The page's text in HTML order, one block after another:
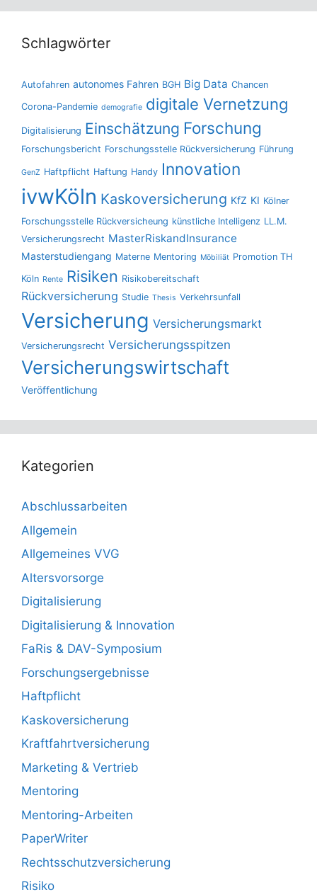
Schlagwörter
Autofahren autonomes Fahren BGH Big Data Chancen
Corona-Pandemie demografie digitale Vernetzung
Digitalisierung Einschätzung Forschung
Forschungsbericht Forschungsstelle Rückversicherung Führung
GenZ Haftpflicht Haftung Handy Innovation
ivwKöln Kaskoversicherung KfZ KI Kölner
Forschungsstelle Rückversicheung künstliche Intelligenz LL.M.
Versicherungsrecht MasterRiskandInsurance
Masterstudiengang Materne Mentoring Möbiliät Promotion TH
Köln Rente Risiken Risikobereitschaft
Rückversicherung Studie Thesis Verkehrsunfall
Versicherung Versicherungsmarkt
Versicherungsrecht Versicherungsspitzen
Versicherungswirtschaft
Veröffentlichung
Kategorien
Abschlussarbeiten
Allgemein
Allgemeines VVG
Altersvorsorge
Digitalisierung
Digitalisierung & Innovation
FaRis & DAV-Symposium
Forschungsergebnisse
Haftpflicht
Kaskoversicherung
Kraftfahrtversicherung
Marketing & Vertrieb
Mentoring
Mentoring-Arbeiten
PaperWriter
Rechtsschutzversicherung
Risiko